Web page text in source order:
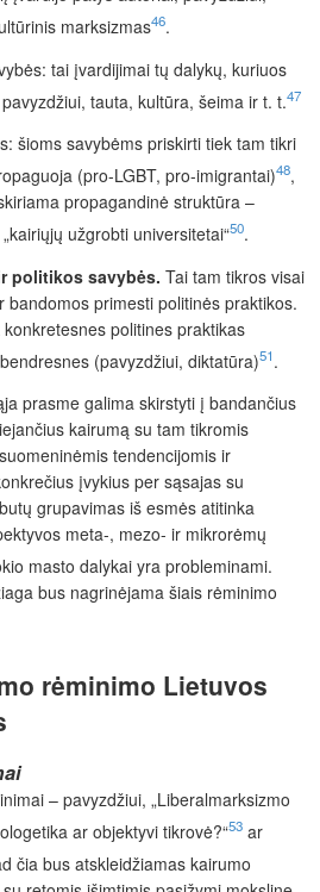
marksizmas46.
tai įvardijimai tų dalykų, kuriuos
tauta, kultūra, šeima ir t. t.47
šioms savybėms priskirti tiek tam tikri
(pro-LGBT, pro-imigrantai)48,
propagandinė struktūra –
užgrobti universitetai“50.
politikos savybės. Tai tam tikros visai
bandomos primesti politinės praktikos.
politines praktikas
(pavyzdžiui, diktatūra)51.
prasme galima skirstyti į bandančius
kairumą su tam tikromis
tendencijomis ir
įvykius per sąsajas su
grupavimas iš esmės atitinka
meta-, mezo- ir mikrorėmų
masto dalykai yra probleminami.
bus nagrinėjama šiais rėminimo
rėminimo Lietuvos
– pavyzdžiui, „Liberalmarksizmo
ar objektyvi tikrovė?“53 ar
čia bus atskleidžiamas kairumo